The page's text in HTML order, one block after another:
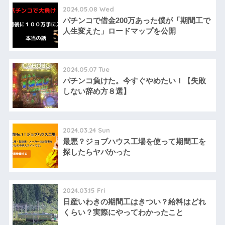
2024.05.08 Wed
パチンコで借金200万あった僕が「期間工で
人生変えた」ロードマップを公開
2024.05.07 Tue
パチンコ負けた。今すぐやめたい！【失敗
しない辞め方８選】
2024.03.24 Sun
最悪？ジョブハウス工場を使って期間工を
探したらヤバかった
2024.03.15 Fri
日産いわきの期間工はきつい？給料はどれ
くらい？実際にやってわかったこと